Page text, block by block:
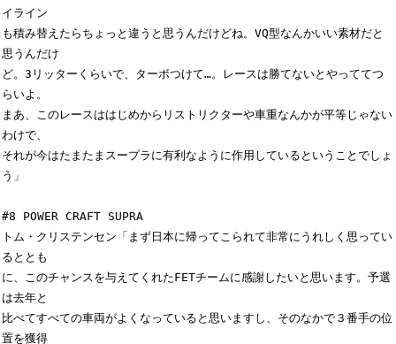
イライン
も積み替えたらちょっと違うと思うんだけどね。VQ型なんかいい素材だと
思うんだけ
ど。3リッターくらいで、ターボつけて…。レースは勝てないとやっててつ
らいよ。
まあ、このレースははじめからリストリクターや車重なんかが平等じゃない
わけで、
それが今はたまたまスープラに有利なように作用しているということでしょ
う」
#8 POWER CRAFT SUPRA
トム・クリステンセン「まず日本に帰ってこられて非常にうれしく思ってい
るととも
に、このチャンスを与えてくれたFETチームに感謝したいと思います。予選
は去年と
比べてすべての車両がよくなっていると思いますし、そのなかで３番手の位
置を獲得